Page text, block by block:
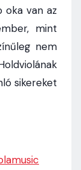
oka van az
mint
nem
sikereket